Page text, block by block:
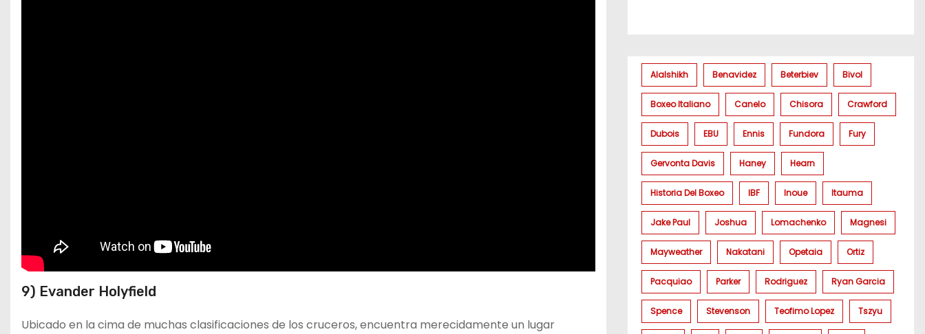
9) Evander Holyfield
Ubicado en la cima de muchas clasificaciones de los cruceros, encuentra merecidamente un lugar
Alalshikh Benavidez Beterbiev Bivol
Boxeo Italiano Canelo Chisora Crawford
Dubois EBU Ennis Fundora Fury
Gervonta Davis Haney Hearn
Historia Del Boxeo IBF Inoue Itauma
Jake Paul Joshua Lomachenko Magnesi
Mayweather Nakatani Opetaia Ortiz
Pacquiao Parker Rodriguez Ryan Garcia
Spence Stevenson Teofimo Lopez Tszyu